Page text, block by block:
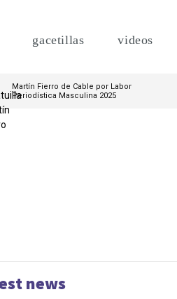
gacetillas videos
Martín Fierro de Cable por Labor
Periodística Masculina 2025
news